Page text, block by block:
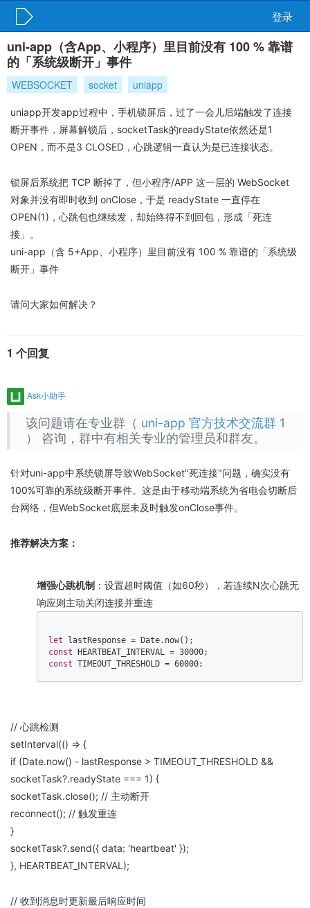
登录
uni-app（含App、小程序）里目前没有 100 % 靠谱
的「系统级断开」事件
WEBSOCKET socket uniapp
uniapp开发app过程中，手机锁屏后，过了一会儿后端触发了连接
断开事件，屏幕解锁后，socketTask的readyState依然还是1
OPEN，而不是3 CLOSED，心跳逻辑一直认为是已连接状态。
锁屏后系统把 TCP 断掉了，但小程序/APP 这一层的 WebSocket
对象并没有即时收到 onClose，于是 readyState 一直停在
OPEN(1)，心跳包也继续发，却始终得不到回包，形成「死连
接」。
uni-app（含 5+App、小程序）里目前没有 100 % 靠谱的「系统级
断开」事件
请问大家如何解决？
1 个回复
Ask小助手
该问题请在专业群（ uni-app 官方技术交流群 1
） 咨询，群中有相关专业的管理员和群友。
针对uni-app中系统锁屏导致WebSocket"死连接"问题，确实没有
100%可靠的系统级断开事件。这是由于移动端系统为省电会切断后
台网络，但WebSocket底层未及时触发onClose事件。
推荐解决方案：
增强心跳机制 ：设置超时阈值（如60秒），若连续N次心跳无
响应则主动关闭连接并重连
let lastResponse = Date
const HEARTBEAT_INTERVAL = 30000
const TIMEOUT_THRESHOLD = 60000;
// 心跳检测
setInterval(() => {
if (Date.now() - lastResponse > TIMEOUT_THRESHOLD &&
socketTask?.readyState === 1) {
socketTask.close(); // 主动断开
reconnect(); // 触发重连
}
socketTask?.send({ data: 'heartbeat' });
}, HEARTBEAT_INTERVAL);
// 收到消息时更新最后响应时间